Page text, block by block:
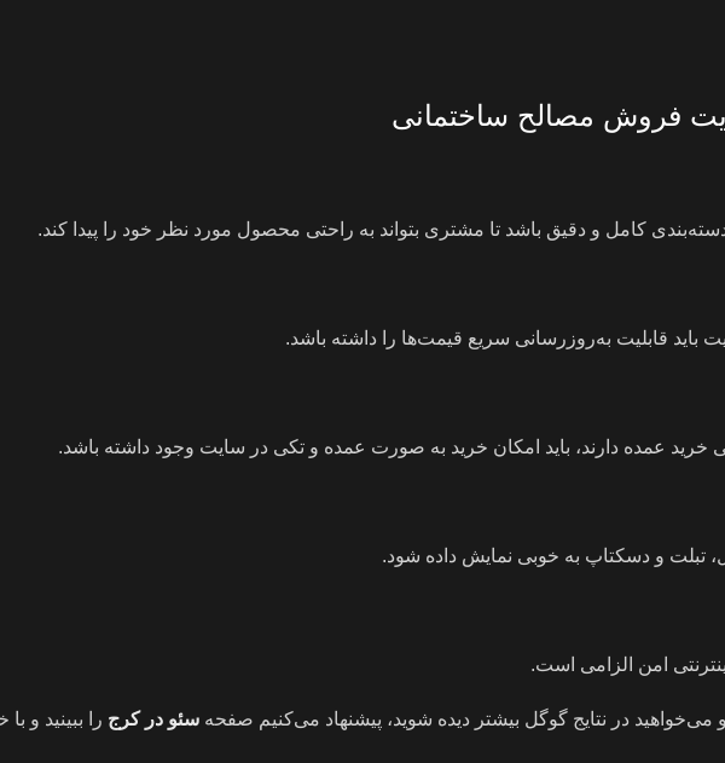
فروش مصالح ساختمانی
کامل و دقیق باشد تا مشتری بتواند به راحتی محصول مورد نظر خود را پیدا کند.
باید قابلیت به‌روزرسانی سریع قیمت‌ها را داشته باشد.
خرید عمده دارند، باید امکان خرید به صورت عمده و تکی در سایت وجود داشته باشد.
تبلت و دسکتاپ به خوبی نمایش داده شود.
امن الزامی است.
می‌خواهید در نتایج گوگل بیشتر دیده شوید، پیشنهاد می‌کنیم صفحه سئو در کرج را ببینید و